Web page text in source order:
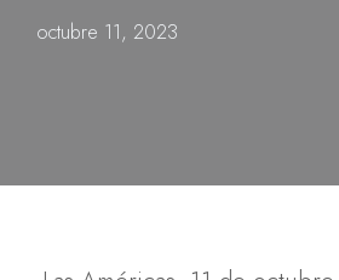
octubre 11, 2023